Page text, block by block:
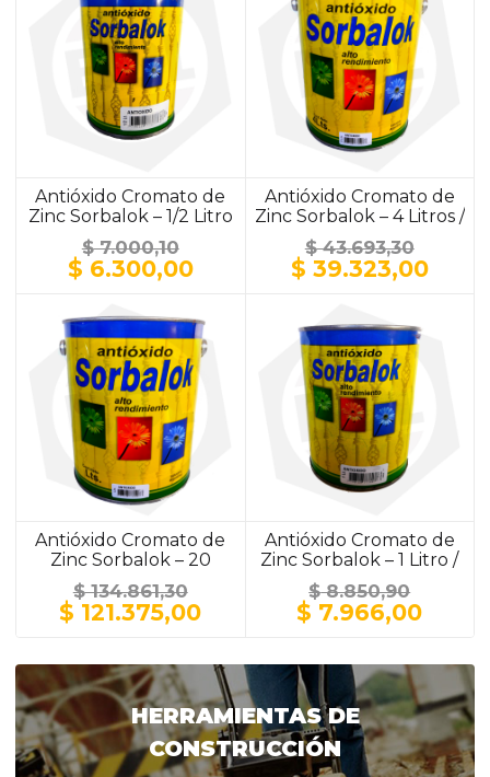
Antióxido Cromato de
Zinc Sorbalok – 1/2 Litro
/ ALUMINIO
$7.000,10
El
precio
original
era:
$ 7.000,10.
$ 6.300,00El
es:
$ 6.300,00.
Antióxido Cromato de
Zinc Sorbalok – 4 Litros /
$43.693,30
El
precio
era:
$ 43.693,30.
$ 39.323,00El
Antióxido Cromato de
Zinc Sorbalok – 20
Litros / GRIS
$134.861,30
El
precio
era:
$ 134.861,30.
$ 121.375,00El
es:
$ 121.375,00.
Antióxido Cromato de
Zinc Sorbalok – 1 Litro /
GRIS
$8.850,90
El
precio
era:
$ 8.850,90.
$ 7.966,00El
es:
$
HERRAMIENTAS DE
CONSTRUCCIÓN